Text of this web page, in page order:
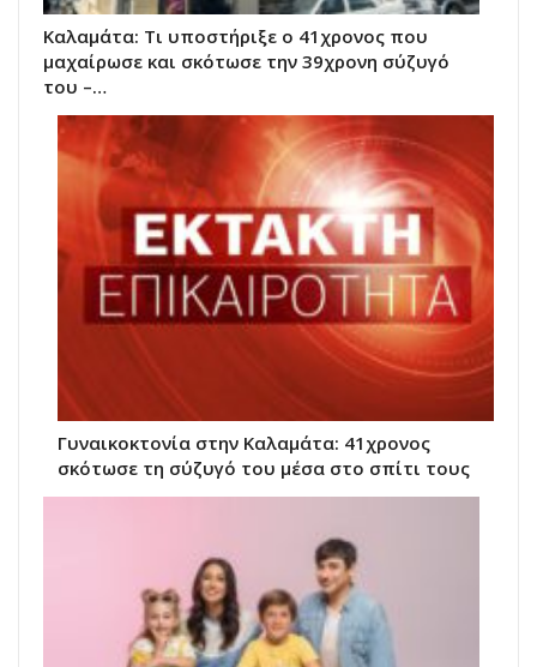
Καλαμάτα: Τι υποστήριξε ο 41χρονος που
μαχαίρωσε και σκότωσε την 39χρονη σύζυγό
του –…
Γυναικοκτονία στην Καλαμάτα: 41χρονος
σκότωσε τη σύζυγό του μέσα στο σπίτι τους